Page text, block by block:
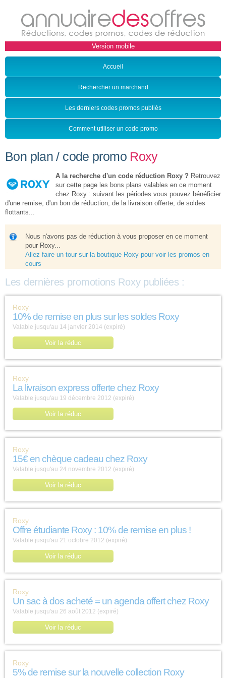
Accueil
Rechercher un marchand
Les derniers codes promos publiés
Comment utiliser un code promo
Bon plan / code promo Roxy
A la recherche d'un code réduction Roxy ? Retrouvez
sur cette page les bons plans valables en ce moment
chez Roxy : suivant les périodes vous pouvez bénéficier
d'une remise, d'un bon de réduction, de la livraison offerte, de soldes
flottants...
Nous n'avons pas de réduction à vous proposer en ce moment
pour Roxy...
Allez faire un tour sur la boutique Roxy pour voir les promos en
cours
Les dernières promotions Roxy publiées :
Roxy
10% de remise en plus sur les soldes Roxy
Valable jusqu'au 14 janvier 2014 (expiré)
Voir la réduc
Roxy
La livraison express offerte chez Roxy
Valable jusqu'au 19 décembre 2012 (expiré)
Voir la réduc
Roxy
15€ en chèque cadeau chez Roxy
Valable jusqu'au 24 novembre 2012 (expiré)
Voir la réduc
Roxy
Offre étudiante Roxy : 10% de remise en plus !
Valable jusqu'au 21 octobre 2012 (expiré)
Voir la réduc
Roxy
Un sac à dos acheté = un agenda offert chez Roxy
Valable jusqu'au 26 août 2012 (expiré)
Voir la réduc
Roxy
5% de remise sur la nouvelle collection Roxy